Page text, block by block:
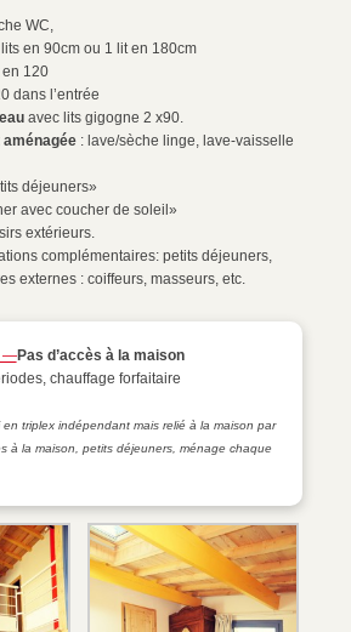
WC,
en 90cm ou 1 lit en 180cm
120
dans l’entrée
avec lits gigogne 2 x90.
: lave/sèche linge, lave-vaisselle
déjeuners»
avec coucher de soleil»
extérieurs.
complémentaires: petits déjeuners,
externes : coiffeurs, masseurs, etc.
—Pas d’accès à la maison
chauffage forfaitaire
triplex indépendant mais relié à la maison par
à la maison, petits déjeuners, ménage chaque